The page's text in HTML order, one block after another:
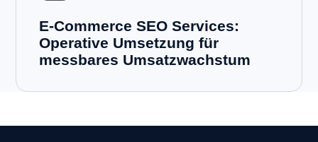
E-Commerce SEO Services:
Operative Umsetzung für
messbares Umsatzwachstum